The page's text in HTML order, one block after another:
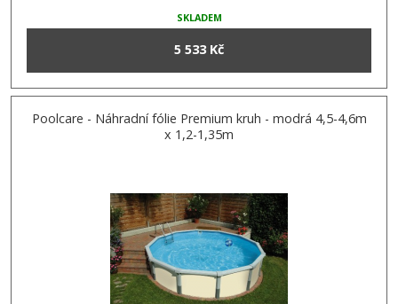
SKLADEM
5 533 Kč
Poolcare - Náhradní fólie Premium kruh - modrá 4,5-4,6m
x 1,2-1,35m